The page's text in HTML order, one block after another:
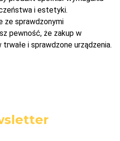
i estetyki.
ze sprawdzonymi
pewność, że zakup w
i sprawdzone urządzenia.